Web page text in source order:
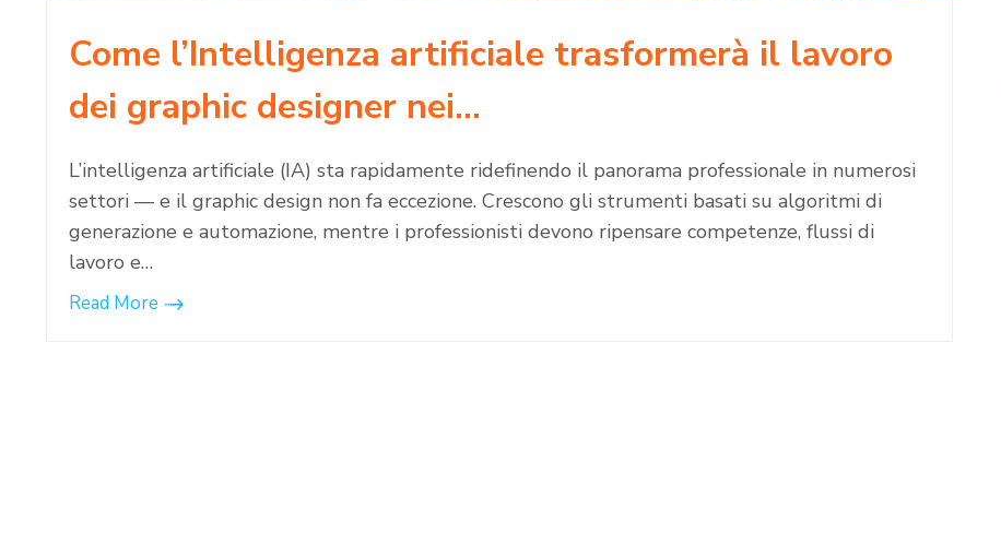
Come l’Intelligenza artificiale trasformerà il lavoro
dei graphic designer nei…
L’intelligenza artificiale (IA) sta rapidamente ridefinendo il panorama professionale in numerosi
settori — e il graphic design non fa eccezione. Crescono gli strumenti basati su algoritmi di
generazione e automazione, mentre i professionisti devono ripensare competenze, flussi di
lavoro e…
Read More